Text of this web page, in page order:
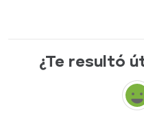
¿Te resultó